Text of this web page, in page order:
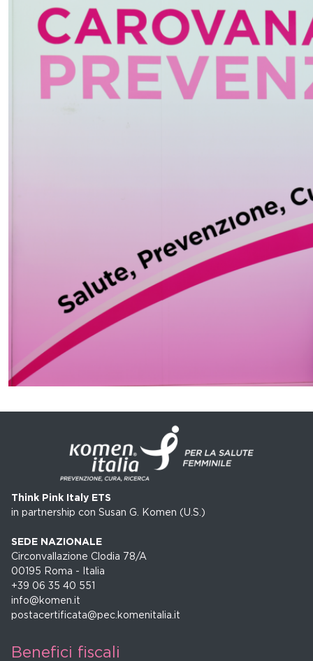
Think Pink Italy ETS
in partnership con Susan G. Komen (U.S.)
SEDE NAZIONALE
Circonvallazione Clodia 78/A
00195 Roma - Italia
+39 06 35 40 551
info@komen.it
postacertificata@pec.komenitalia.it
Benefici fiscali